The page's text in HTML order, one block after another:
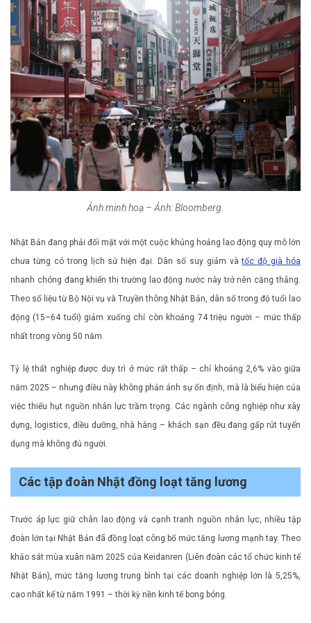
Ảnh minh hoạ – Ảnh: Bloomberg.
Nhật Bản đang phải đối mặt với một cuộc khủng hoảng lao động quy mô lớn
chưa từng có trong lịch sử hiện đại. Dân số suy giảm vàtốc độ già hóa
nhanh chóng đang khiến thị trường lao động nước này trở nên căng thẳng.
Theo số liệu từ Bộ Nội vụ và Truyền thông Nhật Bản, dân số trong độ tuổi lao
động (15–64 tuổi) giảm xuống chỉ còn khoảng 74 triệu người – mức thấp
nhất trong vòng 50 năm.
Tỷ lệ thất nghiệp được duy trì ở mức rất thấp – chỉ khoảng 2,6% vào giữa
năm 2025 – nhưng điều này không phản ánh sự ổn định, mà là biểu hiện của
việc thiếu hụt nguồn nhân lực trầm trọng. Các ngành công nghiệp như xây
dựng, logistics, điều dưỡng, nhà hàng – khách sạn đều đang gấp rút tuyển
dụng mà không đủ người.
Các tập đoàn Nhật đồng loạt tăng lương
Trước áp lực giữ chân lao động và cạnh tranh nguồn nhân lực, nhiều tập
đoàn lớn tại Nhật Bản đã đồng loạt công bố mức tăng lương mạnh tay. Theo
khảo sát mùa xuân năm 2025 của Keidanren (Liên đoàn các tổ chức kinh tế
Nhật Bản), mức tăng lương trung bình tại các doanh nghiệp lớn là 5,25%,
cao nhất kể từ năm 1991 – thời kỳ nền kinh tế bong bóng.